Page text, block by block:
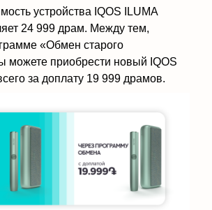
устройства IQOS ILUMA
24 999 драм. Между тем,
«Обмен старого
можете приобрести новый IQOS
за доплату 19 999 драмов.